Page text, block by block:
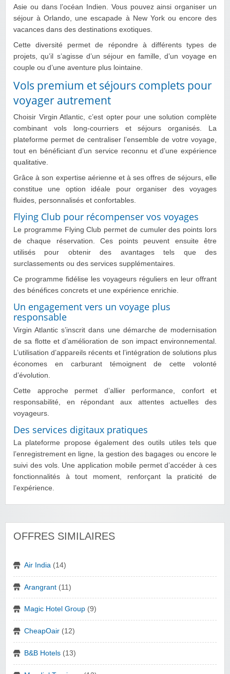
Asie ou dans l’océan Indien. Vous pouvez ainsi organiser un
séjour à Orlando, une escapade à New York ou encore des
vacances dans des destinations exotiques.
Cette diversité permet de répondre à différents types de
projets, qu’il s’agisse d’un séjour en famille, d’un voyage en
couple ou d’une aventure plus lointaine.
Vols premium et séjours complets pour
voyager autrement
Choisir Virgin Atlantic, c’est opter pour une solution complète
combinant vols long-courriers et séjours organisés. La
plateforme permet de centraliser l’ensemble de votre voyage,
tout en bénéficiant d’un service reconnu et d’une expérience
qualitative.
Grâce à son expertise aérienne et à ses offres de séjours, elle
constitue une option idéale pour organiser des voyages
fluides, personnalisés et confortables.
Flying Club pour récompenser vos voyages
Le programme Flying Club permet de cumuler des points lors
de chaque réservation. Ces points peuvent ensuite être
utilisés pour obtenir des avantages tels que des
surclassements ou des services supplémentaires.
Ce programme fidélise les voyageurs réguliers en leur offrant
des bénéfices concrets et une expérience enrichie.
Un engagement vers un voyage plus
responsable
Virgin Atlantic s’inscrit dans une démarche de modernisation
de sa flotte et d’amélioration de son impact environnemental.
L’utilisation d’appareils récents et l’intégration de solutions plus
économes en carburant témoignent de cette volonté
d’évolution.
Cette approche permet d’allier performance, confort et
responsabilité, en répondant aux attentes actuelles des
voyageurs.
Des services digitaux pratiques
La plateforme propose également des outils utiles tels que
l’enregistrement en ligne, la gestion des bagages ou encore le
suivi des vols. Une application mobile permet d’accéder à ces
fonctionnalités à tout moment, renforçant la praticité de
l’expérience.
OFFRES SIMILAIRES
Air India (14)
Arangrant (11)
Magic Hotel Group (9)
CheapOair (12)
B&B Hotels (13)